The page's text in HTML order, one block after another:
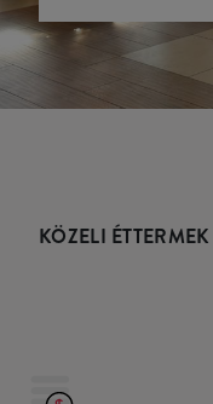
KÖZELI ÉTTERMEK